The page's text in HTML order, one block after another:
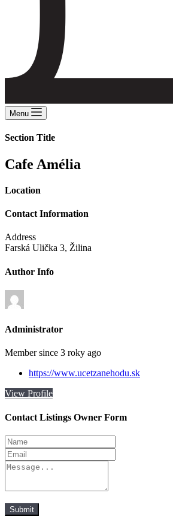
Menu
Section Title
Cafe Amélia
Location
Contact Information
Address
Farská Ulička 3, Žilina
Author Info
Administrator
Member since 3 roky ago
https://www.ucetzanehodu.sk
View Profile
Contact Listings Owner Form
Submit